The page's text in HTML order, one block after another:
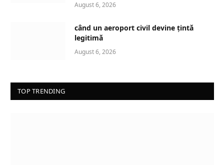
August 6, 2026
când un aeroport civil devine țintă
legitimă
August 6, 2026
TOP TRENDING